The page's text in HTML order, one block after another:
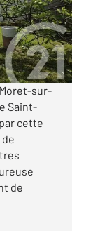
sur-
Saint-
cette
de